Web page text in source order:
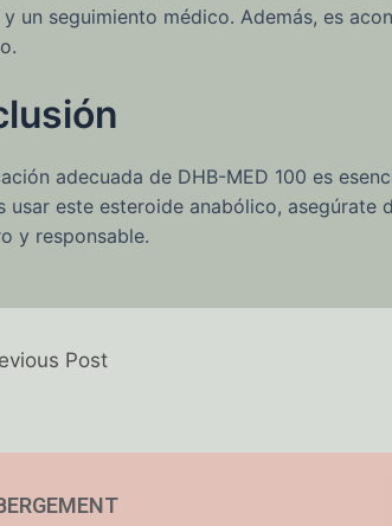
y un seguimiento médico. Además, es
adecuada de DHB-MED 100 es
usar este esteroide anabólico,
y responsable.
Post